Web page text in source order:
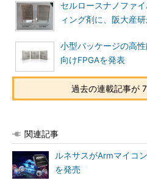
セルロースナノファ
ィング剤に、阪大産
小型パッケージの高
向けFPGAを発表
過去の連載記事が
関連記事
ルネサスがArmマイコ
を発売